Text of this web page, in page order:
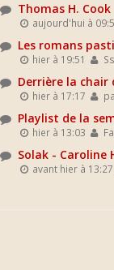
Thomas H. Cook
aujourd'hui à
Les romans
hier à 19:51
Derrière la chair
hier à 17:17
Playlist de la
hier à 13:03
Solak - Caroline
avant hier à 13:27